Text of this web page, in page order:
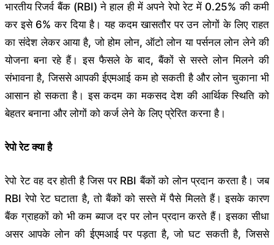
भारतीय रिजर्व बैंक (RBI) ने हाल ही में अपने रेपो रेट में 0.25% की कमी
कर इसे 6% कर दिया है। यह कदम खासतौर पर उन लोगों के लिए राहत
का संदेश लेकर आया है, जो होम लोन, ऑटो लोन या पर्सनल लोन लेने की
योजना बना रहे हैं। इस फैसले के बाद, बैंकों से सस्ते लोन मिलने की
संभावना है, जिससे आपकी ईएमआई कम हो सकती है और लोन चुकाना भी
आसान हो सकता है। इस कदम का मकसद देश की आर्थिक स्थिति को
बेहतर बनाना और लोगों को कर्ज लेने के लिए प्रेरित करना है।
रेपो रेट क्या है
रेपो रेट वह दर होती है जिस पर RBI बैंकों को लोन प्रदान करता है। जब
RBI रेपो रेट घटाता है, तो बैंकों को सस्ते में पैसे मिलते हैं। इसके कारण
बैंक ग्राहकों को भी कम ब्याज दर पर लोन प्रदान करते हैं। इसका सीधा
असर आपके लोन की ईएमआई पर पड़ता है, जो घट सकती है, जिससे